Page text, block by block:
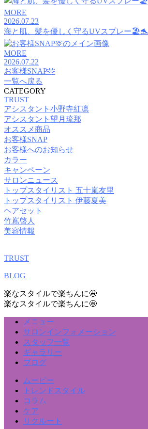
MORE
2026.07.23
海と肌、髪を優しく守るUVスプレー🏖️🐬
MORE
2026.07.22
お客様SNAP🫶
一覧へ戻る
CATEGORY
TRUST
アシスタント小野寺紅凛
アシスタント望月琉那
オススメ商品
お客様SNAP
お客様へのお知らせ
カラー
キャンペーン
サロンニュース
トップスタイリスト 五十嵐友里
トップスタイリスト 伊藤夏美
ヘアセット
竹嶌啓人
美容情報
TRUST
BLOG
楽なスタイルで楽ちんに🤩
楽なスタイルで楽ちんに🤩
メニュー
サロンインフォメーション
スタッフ一覧
ギャラリー
ブログ
ムービー
トレンドスタイル
コラム
ケア
リクルート